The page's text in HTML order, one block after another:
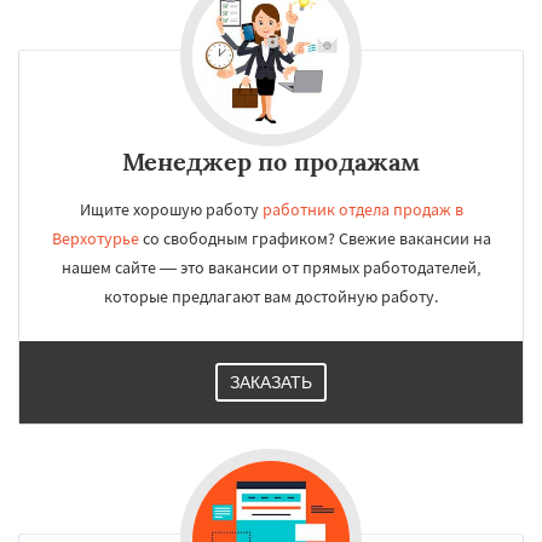
Менеджер по продажам
Ищите хорошую работу работник отдела продаж в
Верхотурьесо свободным графиком? Свежие вакансии на
нашем сайте — это вакансии от прямых работодателей,
которые предлагают вам достойную работу.
ЗАКАЗАТЬ